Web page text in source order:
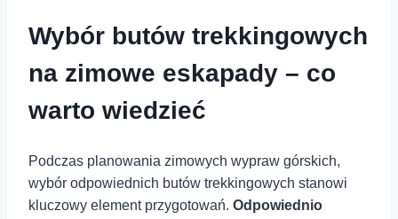
Wybór butów trekkingowych
na zimowe eskapady – co
warto wiedzieć
Podczas planowania zimowych wypraw‍ górskich,
⁢wybór odpowiednich butów trekkingowych stanowi
kluczowy element ⁣przygotowań. Odpowiednio